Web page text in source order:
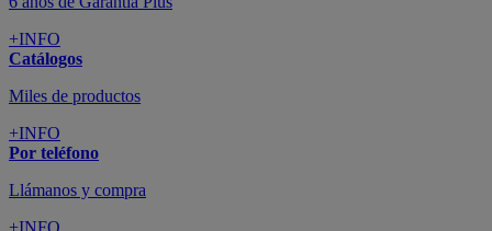
+INFO
Catálogos
Miles de productos
+INFO
Por teléfono
Llámanos y compra
+INFO